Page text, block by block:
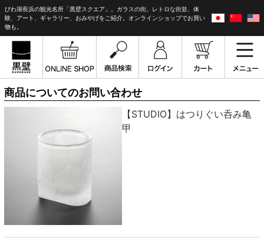
びわ湖長浜の観光名所「黒壁スクエア」。ガラスの街。レトロな街並、体
験、アート、ギャラリー、おみやげをご紹介。オンラインショップでお買い
物も。
商品についてのお問い合わせ
【STUDIO】はつりぐい呑み亀
甲